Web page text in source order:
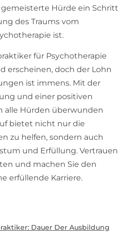
gemeisterte Hürde ein Schritt
des Traums vom
ist.
für Psychotherapie
erscheinen, doch der Lohn
ist immens. Mit der
und einer positiven
alle Hürden überwunden
bietet nicht nur die
zu helfen, sondern auch
und Erfüllung. Vertrauen
und machen Sie den
erfüllende Karriere.
Dauer Der Ausbildung